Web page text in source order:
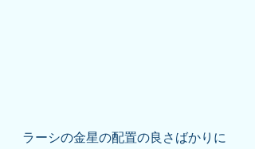
ラーシの金星の配置の良さばかりに